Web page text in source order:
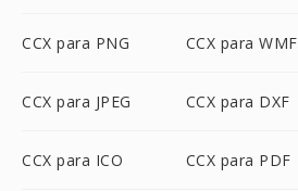
CCX para PNG CCX para WMF
CCX para JPEG CCX para DXF
CCX para ICO CCX para PDF